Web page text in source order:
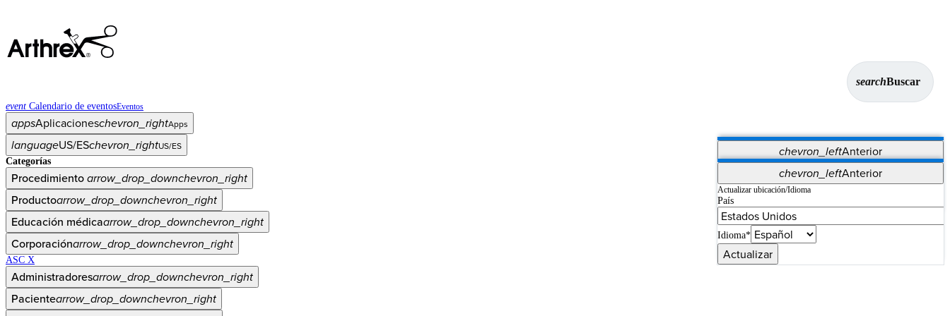
searchBuscar
event Calendario de eventosEventos
appsAplicacioneschevron_rightApps
chevron_leftAnterior
Vet Systems OrthoPedia Patient
Supplier Portal
Synergy Imaging & Resection
languageUS/ESchevron_rightUS/ES
chevron_leftAnterior
Actualizar ubicación/Idioma
País
Idioma*
Actualizar
Categorías
Procedimientoarrow_drop_downchevron_right
Productoarrow_drop_downchevron_right
Educación médicaarrow_drop_downchevron_right
Corporaciónarrow_drop_downchevron_right
ASC X
Administradoresarrow_drop_downchevron_right
Pacientearrow_drop_downchevron_right